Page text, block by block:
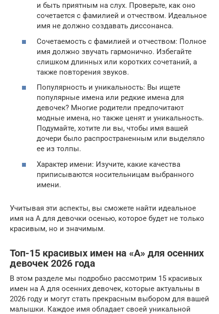
и быть приятным на слух. Проверьте, как оно
сочетается с фамилией и отчеством. Идеальное
имя не должно создавать диссонанса.
Сочетаемость с фамилией и отчеством: Полное
имя должно звучать гармонично. Избегайте
слишком длинных или коротких сочетаний, а
также повторения звуков.
Популярность и уникальность: Вы ищете
популярные имена или редкие имена для
девочек? Многие родители предпочитают
модные имена, но также ценят и уникальность.
Подумайте, хотите ли вы, чтобы имя вашей
дочери было распространенным или выделяло
ее из толпы.
Характер имени: Изучите, какие качества
приписываются носительницам выбранного
имени.
Учитывая эти аспекты, вы сможете найти идеальное
имя на А для девочки осенью, которое будет не только
красивым, но и значимым.
Топ-15 красивых имен на «А» для осенних
девочек 2026 года
В этом разделе мы подробно рассмотрим 15 красивых
имен на А для осенних девочек, которые актуальны в
2026 году и могут стать прекрасным выбором для вашей
малышки. Каждое имя обладает своей уникальной